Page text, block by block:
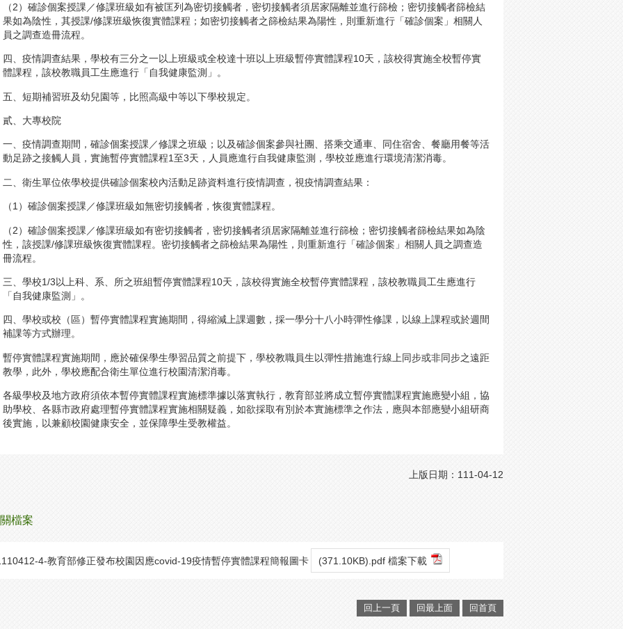
（2）確診個案授課／修課班級如有被匡列為密切接觸者，密切接觸者須居家隔離並進行篩檢；密切接觸者篩檢結
果如為陰性，其授課/修課班級恢復實體課程；如密切接觸者之篩檢結果為陽性，則重新進行「確診個案」相關人
員之調查造冊流程。
四、疫情調查結果，學校有三分之一以上班級或全校達十班以上班級暫停實體課程10天，該校得實施全校暫停實
體課程，該校教職員工生應進行「自我健康監測」。
五、短期補習班及幼兒園等，比照高級中等以下學校規定。
貳、大專校院
一、疫情調查期間，確診個案授課／修課之班級；以及確診個案參與社團、搭乘交通車、同住宿舍、餐廳用餐等活
動足跡之接觸人員，實施暫停實體課程1至3天，人員應進行自我健康監測，學校並應進行環境清潔消毒。
二、衛生單位依學校提供確診個案校內活動足跡資料進行疫情調查，視疫情調查結果：
（1）確診個案授課／修課班級如無密切接觸者，恢復實體課程。
（2）確診個案授課／修課班級如有密切接觸者，密切接觸者須居家隔離並進行篩檢；密切接觸者篩檢結果如為陰
性，該授課/修課班級恢復實體課程。密切接觸者之篩檢結果為陽性，則重新進行「確診個案」相關人員之調查造
冊流程。
三、學校1/3以上科、系、所之班組暫停實體課程10天，該校得實施全校暫停實體課程，該校教職員工生應進行
「自我健康監測」。
四、學校或校（區）暫停實體課程實施期間，得縮減上課週數，採一學分十八小時彈性修課，以線上課程或於週間
補課等方式辦理。
暫停實體課程實施期間，應於確保學生學習品質之前提下，學校教職員生以彈性措施進行線上同步或非同步之遠距
教學，此外，學校應配合衛生單位進行校園清潔消毒。
各級學校及地方政府須依本暫停實體課程實施標準據以落實執行，教育部並將成立暫停實體課程實施應變小組，協
助學校、各縣市政府處理暫停實體課程實施相關疑義，如欲採取有別於本實施標準之作法，應與本部應變小組研商
後實施，以兼顧校園健康安全，並保障學生受教權益。
上版日期：111-04-12
檔案
4-教育部修正發布校園因應covid-19疫情暫停實體課程簡報圖卡 (371.10KB).pdf 檔案下載
回上一頁 回最上面 回首頁